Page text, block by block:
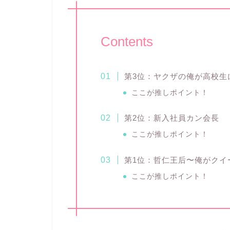
Contents
第3位：ヤクザの俺が高校生
ここが推しポイント！
第2位：新入社員カン会長
ここが推しポイント！
第1位：哲仁王后〜俺がクイ
ここが推しポイント！